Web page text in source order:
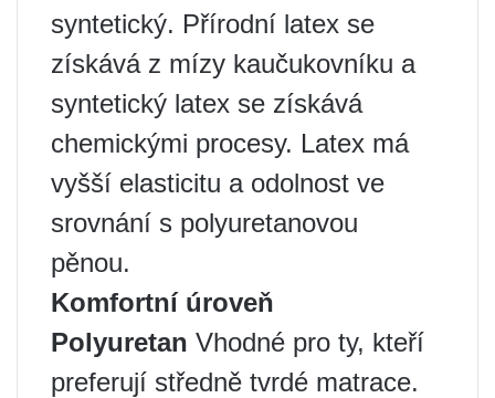
syntetický. Přírodní latex se
získává z mízy kaučukovníku a
syntetický latex se získává
chemickými procesy. Latex má
vyšší elasticitu a odolnost ve
srovnání s polyuretanovou
pěnou.
Komfortní úroveň
Polyuretan Vhodné pro ty, kteří
preferují středně tvrdé matrace.